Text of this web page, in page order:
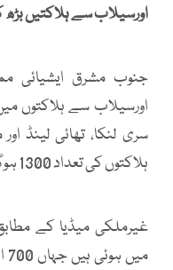
اورسیلاب سے ہلاکتیں بڑھ کر 1300
جنوب مشرق ایشیائی
اورسیلاب سے ہلاکتوں
سری لنکا، تھائی لینڈ
ہلاکتوں کی تعداد 1300 ہوگئی ہے۔
غیرملکی میڈیا کے